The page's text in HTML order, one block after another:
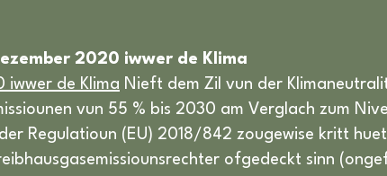
2020 iwwer de Klima
iwwer de Klima Nieft dem Zil vun der
vun 55 % bis 2030 am Verglach zum
Regulatioun (EU) 2018/842 zougewise kritt
ofgedeckt sinn